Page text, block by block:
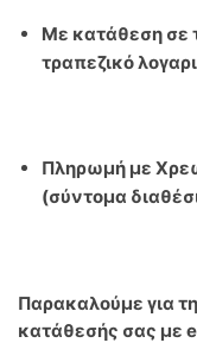
Με κατάθεση σε
τραπεζικό
Πληρωμή με
(σύντομα
Παρακαλούμε για
κατάθεσής σας με